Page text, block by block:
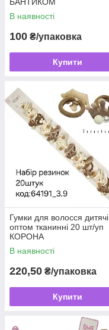
В наявності
100 ₴/упаковка
Купити
Гумки для волосся дитячі
оптом тканинні 20 шт/уп
КОРОНА
В наявності
220,50 ₴/упаковка
Купити